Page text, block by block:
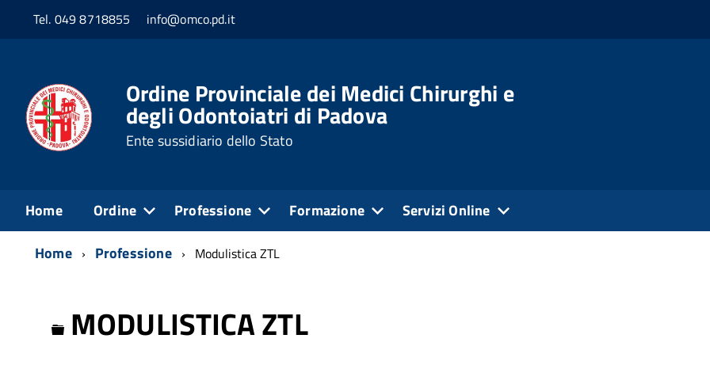
Tel. 049 8718855 info@omco.pd.it
Ordine Provinciale dei Medici Chirurghi e
degli Odontoiatri di Padova
Ente sussidiario dello Stato
Home Ordine Professione Formazione Servizi Online
Home Professione Modulistica ZTL
Cartella
MODULISTICA ZTL